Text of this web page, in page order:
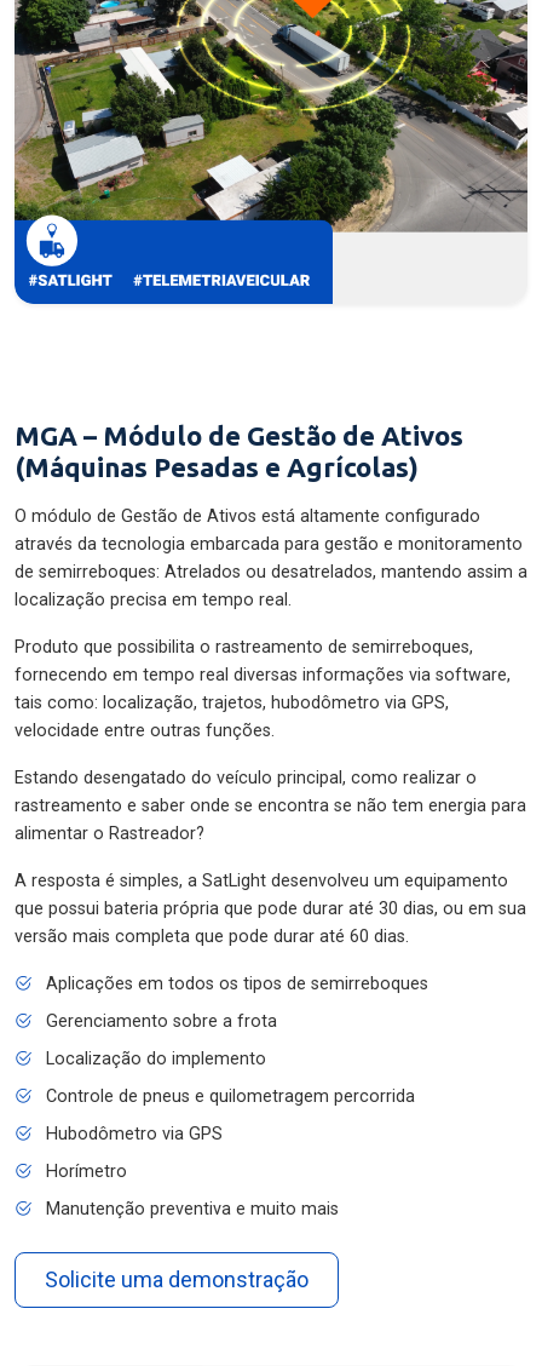
MGA – Módulo de Gestão de Ativos
(Máquinas Pesadas e Agrícolas)
O módulo de Gestão de Ativos está altamente configurado
através da tecnologia embarcada para gestão e monitoramento
de semirreboques: Atrelados ou desatrelados, mantendo assim a
localização precisa em tempo real.
Produto que possibilita o rastreamento de semirreboques,
fornecendo em tempo real diversas informações via software,
tais como: localização, trajetos, hubodômetro via GPS,
velocidade entre outras funções.
Estando desengatado do veículo principal, como realizar o
rastreamento e saber onde se encontra se não tem energia para
alimentar o Rastreador?
A resposta é simples, a SatLight desenvolveu um equipamento
que possui bateria própria que pode durar até 30 dias, ou em sua
versão mais completa que pode durar até 60 dias.
Aplicações em todos os tipos de semirreboques
Gerenciamento sobre a frota
Localização do implemento
Controle de pneus e quilometragem percorrida
Hubodômetro via GPS
Horímetro
Manutenção preventiva e muito mais
Solicite uma demonstração